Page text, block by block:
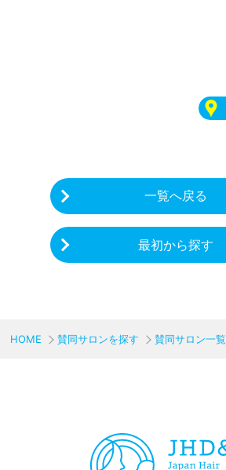
一覧へ戻る
最初から探す
HOME 賛同サロンを探す 賛同サロン一覧